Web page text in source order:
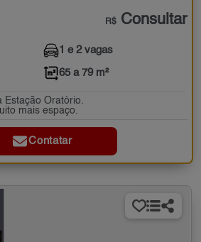
R$ Consultar
1 e 2 vagas
65 a 79 m²
Oratório.
mais espaço.
Contatar